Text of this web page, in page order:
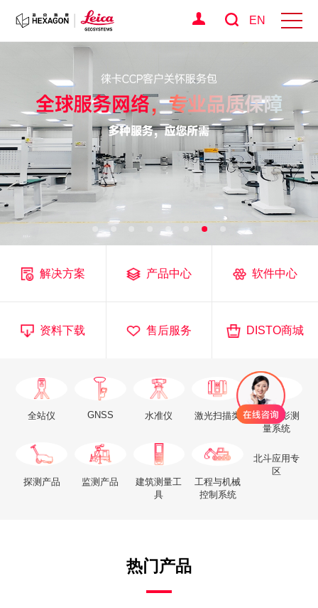
EN
解决方案 产品中心 软件中心
资料下载 售后服务 DISTO商城
全站仪 GNSS 水准仪 激光扫描类
航空摄影测
量系统
探测产品 监测产品
建筑测量工
具
工程与机械
控制系统
北斗应用专
区
热门产品